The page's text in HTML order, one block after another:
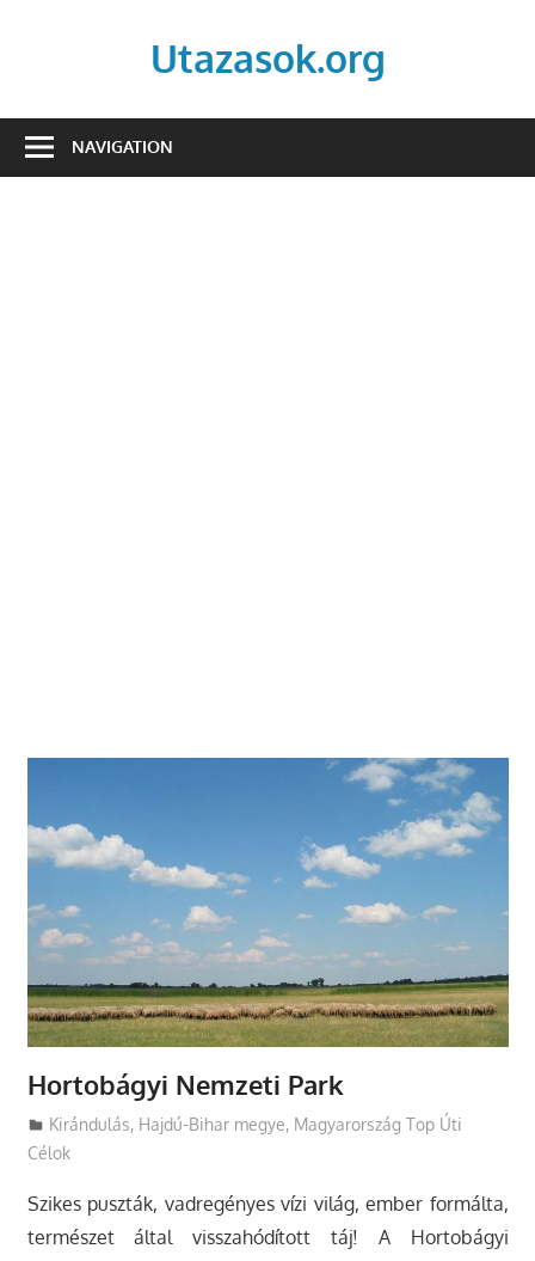
Utazasok.org
NAVIGATION
Hortobágyi Nemzeti Park
Utazasok.org
Kirándulás, Hajdú-Bihar megye, Magyarország Top Úti
Célok
Szikes puszták, vadregényes vízi világ, ember formálta,
természet által visszahódított táj! A Hortobágyi